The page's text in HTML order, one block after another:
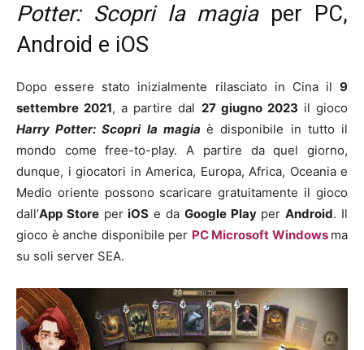
Potter: Scopri la magia per PC,
Android e iOS
Dopo essere stato inizialmente rilasciato in Cina il 9
settembre 2021, a partire dal 27 giugno 2023 il gioco
Harry Potter: Scopri la magiaè disponibile in tutto il
mondo come free-to-play. A partire da quel giorno,
dunque, i giocatori in America, Europa, Africa, Oceania e
Medio oriente possono scaricare gratuitamente il gioco
dall’App StoreperiOS e da Google PlayperAndroid. Il
gioco è anche disponibile per PC Microsoft Windows ma
su soli server SEA.